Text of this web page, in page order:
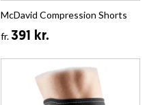
McDavid Compression Shorts
fr.391 kr.